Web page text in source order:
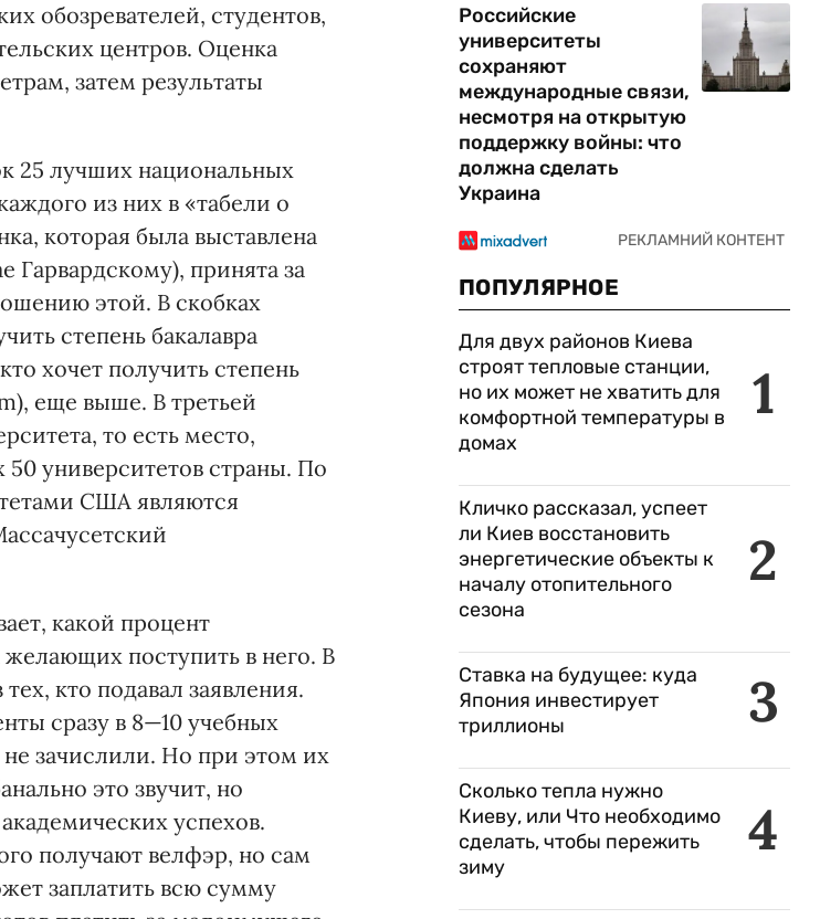
обозревателей, студентов,
центров. Оценка
затем результаты
25 лучших национальных
из них в «табели о
которая была выставлена
Гарвардскому), принята за
этой. В скобках
степень бакалавра
хочет получить степень
еще выше. В третьей
то есть место,
университетов страны. По
США являются
какой процент
желающих поступить в него. В
кто подавал заявления.
сразу в 8—10 учебных
зачислили. Но при этом их
это звучит, но
успехов.
получают велфэр, но сам
заплатить всю сумму
Российские
университеты
сохраняют
международные связи,
несмотря на открытую
поддержку войны: что
должна сделать
Украина
ПОПУЛЯРНОЕ
1
Для двух районов Киева
строят тепловые станции,
но их может не хватить для
комфортной температуры в
домах
2
Кличко рассказал, успеет
ли Киев восстановить
энергетические объекты к
началу отопительного
сезона
3
Ставка на будущее: куда
Япония инвестирует
триллионы
4
Сколько тепла нужно
Киеву, или Что необходимо
сделать, чтобы пережить
зиму